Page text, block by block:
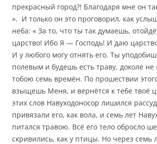
прекрасный город?! Благодаря мне он
». И только он это проговорил, как
неба: « За то, что ты так думаешь,
царство! Ибо Я — Господь! И даю
И у любого могу отнять его. Ты
полевым и будешь есть траву, доколе не
тобою семь времён. По прошествии
взыщешь Меня, и вернётся к тебе твоё
этих слов Навуходоносор лишился
привязали его, как вола, и семь лет
питался травою. Всё его тело обросло
скривились, как у птицы. Но через семь